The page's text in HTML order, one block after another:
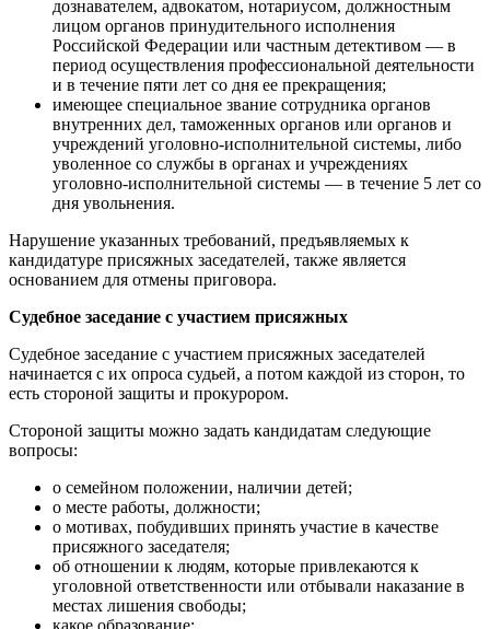
дознавателем, адвокатом, нотариусом, должностным
лицом органов принудительного исполнения
Российской Федерации или частным детективом — в
период осуществления профессиональной деятельности
и в течение пяти лет со дня ее прекращения;
имеющее специальное звание сотрудника органов
внутренних дел, таможенных органов или органов и
учреждений уголовно-исполнительной системы, либо
уволенное со службы в органах и учреждениях
уголовно-исполнительной системы — в течение 5 лет со
дня увольнения.
Нарушение указанных требований, предъявляемых к
кандидатуре присяжных заседателей, также является
основанием для отмены приговора.
Судебное заседание с участием присяжных
Судебное заседание с участием присяжных заседателей
начинается с их опроса судьей, а потом каждой из сторон, то
есть стороной защиты и прокурором.
Стороной защиты можно задать кандидатам следующие
вопросы:
о семейном положении, наличии детей;
о месте работы, должности;
о мотивах, побудивших принять участие в качестве
присяжного заседателя;
об отношении к людям, которые привлекаются к
уголовной ответственности или отбывали наказание в
местах лишения свободы;
какое образование;